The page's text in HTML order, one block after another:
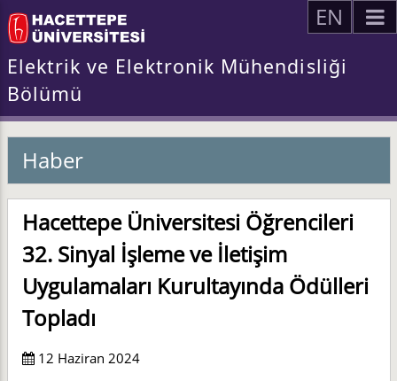
EN
Elektrik ve Elektronik Mühendisliği
Bölümü
Haber
Hacettepe Üniversitesi Öğrencileri
32. Sinyal İşleme ve İletişim
Uygulamaları Kurultayında Ödülleri
Topladı
12 Haziran 2024